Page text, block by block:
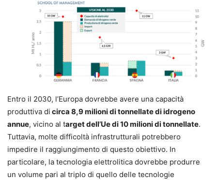
Entro il 2030, l’Europa dovrebbe avere una capacità
produttiva di circa 8,9 milioni di tonnellate di idrogeno
annue, vicino al target dell’Ue di 10 milioni di tonnellate.
Tuttavia, molte difficoltà infrastrutturali potrebbero
impedire il raggiungimento di questo obiettivo. In
particolare, la tecnologia elettrolitica dovrebbe produrre
un volume pari al triplo di quello delle tecnologie